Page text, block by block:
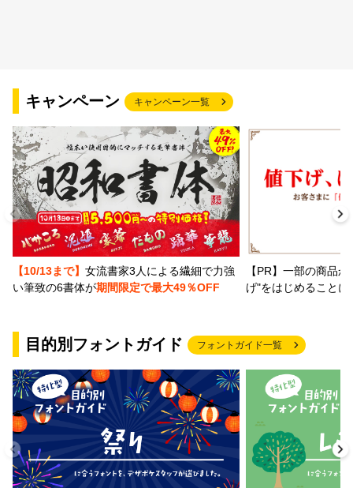
文字種類
価格帯
〜
リセット
キャンペーン キャンペーン一覧
【10/13まで】 女流書家3人による繊細で力強
い筆致の6書体が期間限定で最大49％OFF
【PR】一部の商品
げ"をはじめること
目的別フォントガイド フォントガイド一覧